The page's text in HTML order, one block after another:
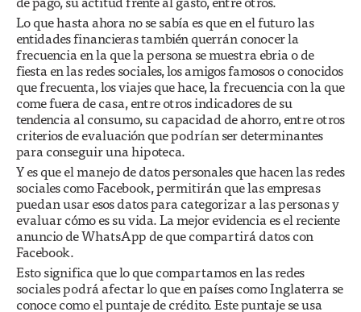
Lo que hasta ahora no se sabía es que en el futuro las
entidades financieras también querrán conocer la
frecuencia en la que la persona se muestra ebria o de
fiesta en las redes sociales, los amigos famosos o conocidos
que frecuenta, los viajes que hace, la frecuencia con la que
come fuera de casa, entre otros indicadores de su
tendencia al consumo, su capacidad de ahorro, entre otros
criterios de evaluación que podrían ser determinantes
para conseguir una hipoteca.
Y es que el manejo de datos personales que hacen las redes
sociales como Facebook, permitirán que las empresas
puedan usar esos datos para categorizar a las personas y
evaluar cómo es su vida. La mejor evidencia es el reciente
anuncio de WhatsApp de que compartirá datos con
Facebook.
Esto significa que lo que compartamos en las redes
sociales podrá afectar lo que en países como Inglaterra se
conoce como el puntaje de crédito. Este puntaje se usa